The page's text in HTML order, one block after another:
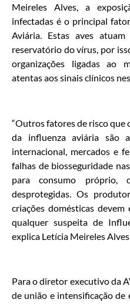
Meireles Alves, a
infectadas é o principal
Aviária. Estas aves
reservatório do vírus, por
organizações ligadas ao
atentas aos sinais clínicos
“Outros fatores de risco que
da influenza aviária são
internacional, mercados e
falhas de biosseguridade
para consumo próprio,
desprotegidas. Os
criações domésticas
qualquer suspeita de
explica Letícia Meireles Alves.
Para o diretor executivo da
de união e intensificação de